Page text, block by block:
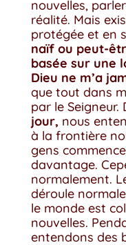
nouvelles,
réalité. Mais
protégée et en
naïf ou peut-
basée sur une
Dieu ne m’a
que tout dans
par le Seigneur.
jour, nous
à la frontière
gens
davantage.
normalement.
déroule
le monde est
nouvelles.
entendons des